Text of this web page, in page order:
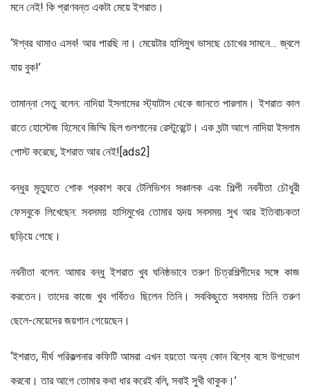
মনে নেই! কি প্রাণবন্ত একটা মেয়ে ইশরাত।
‘ঈশ্বর থামাও এসব! আর পারছি না। মেয়েটার হাসিমুখ ভাসছে চোখের সামনে… জ্বলে
যায় বুক!’
তামান্না সেতু বলেন: নাদিয়া ইসলামের স্ট্যাটাস থেকে জানতে পারলাম। ইশরাত কাল
রাতে হোস্টেজ হিসেবে জিম্মি ছিল গুলশানের রেস্টুরেন্টে। এক ঘন্টা আগে নাদিয়া ইসলাম
পোস্ট করেছে, ইশরাত আর নেই![ads2]
বন্ধুর মৃত্যুতে শোক প্রকাশ করে টেলিভিশন সঞ্চালক এবং শিল্পী নবনীতা চৌধুরী
ফেসবুকে লিখেছেন: সবসময় হাসিমুখের তোমার হৃদয় সবসময় সুখ আর ইতিবাচকতা
ছড়িয়ে গেছে।
নবনীতা বলেন: আমার বন্ধু ইশরাত খুব ঘনিষ্ঠভাবে তরুণ চিত্রশিল্পীদের সঙ্গে কাজ
করতেন। তাদের কাজে খুব গর্বিতও ছিলেন তিনি। সবকিছুতে সবসময় তিনি তরুণ
ছেলে-মেয়েদের জয়গান গেয়েছেন।
‘ইশরাত, দীর্ঘ পরিকল্পনার কফিটি আমরা এখন হয়তো অন্য কোন বিশ্বে বসে উপভোগ
করবো। তার আগে তোমার কথা ধার করেই বলি, সবাই সুখী থাকুক।’